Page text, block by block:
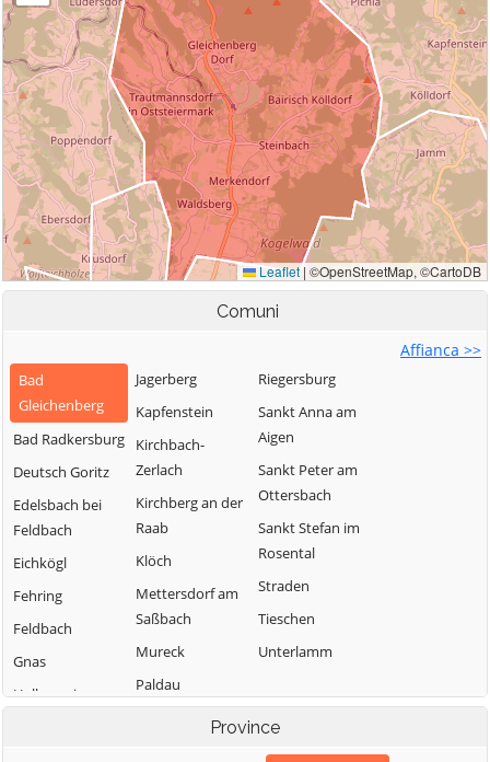
Comuni
Affianca >>
Bad
Gleichenberg
Bad Radkersburg
Deutsch Goritz
Edelsbach bei
Feldbach
Eichkögl
Fehring
Feldbach
Gnas
Halbenrain
Jagerberg
Kapfenstein
Kirchbach-
Zerlach
Kirchberg an der
Raab
Klöch
Mettersdorf am
Saßbach
Mureck
Paldau
Pirching am
Riegersburg
Sankt Anna am
Aigen
Sankt Peter am
Ottersbach
Sankt Stefan im
Rosental
Straden
Tieschen
Unterlamm
Province